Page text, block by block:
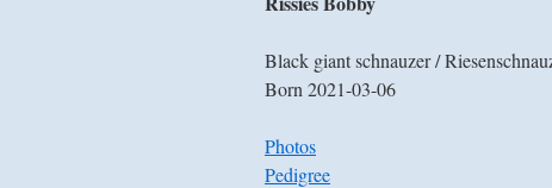
Black giant schnauzer /
Born 2021-03-06
Photos
Pedigree